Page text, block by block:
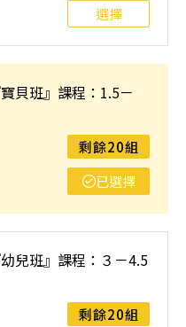
選擇
專業指導與親子互動，
能，建立自信與動作協調
貝班』課程：1.5－
剩餘20組
已選擇
悉與信任的陪伴中，透過
作協調，培養學習自信與
兒班』課程：３－4.5
剩餘20組